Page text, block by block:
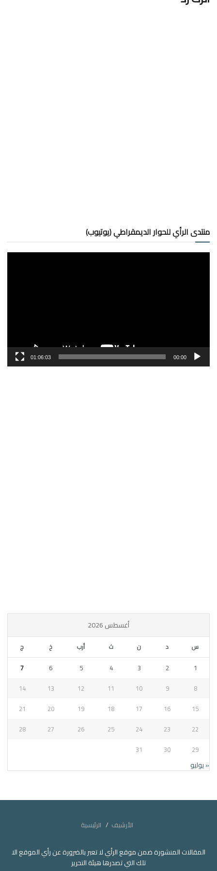
منتدى الرأي للحوار الديمقراطي (يوتيوب)
00:00
01:06:03
أغسطس 2026
س د ن ث أرب خ ج
1
2
3
4
5
6
7
8
9
10
11
12
13
14
15
16
17
18
19
20
21
22
23
24
25
26
27
28
29
30
31
« يوليو
الأرشيف الرئيسية
المقالات المنشورة ضمن موقع الرأي لا تعبر بالضرورة عن رأي الموقع الا
تلك التي تصدرها هيئة التحرير